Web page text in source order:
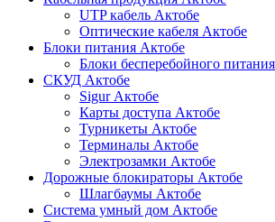
UTP кабель Актобе
Оптические кабеля Актобе
Блоки питания Актобе
Блоки бесперебойного
СКУД Актобе
Sigur Актобе
Карты доступа Актобе
Турникеты Актобе
Терминалы Актобе
Электрозамки Актобе
Дорожные блокираторы Актобе
Шлагбаумы Актобе
Система умный дом Актобе